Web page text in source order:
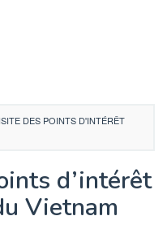
DES POINTS D'INTÉRÊT
d’intérêt
Vietnam